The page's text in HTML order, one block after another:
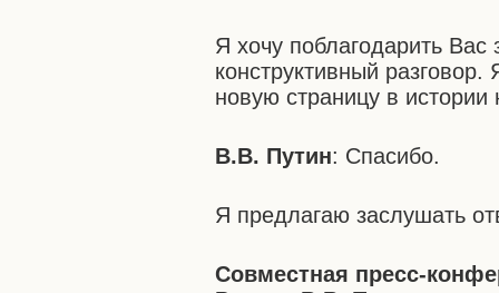
Я хочу поблагодарить Вас
конструктивный
новую страницу в истории
В.В. Путин: Спасибо.
Я предлагаю заслушать
Совместная пресс-